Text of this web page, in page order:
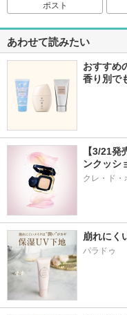
ポスト
あわせて読みたい
おすすめ
香り別で
【3/21
ンクッシ
クレ・ド・
崩れにく
パラドゥ